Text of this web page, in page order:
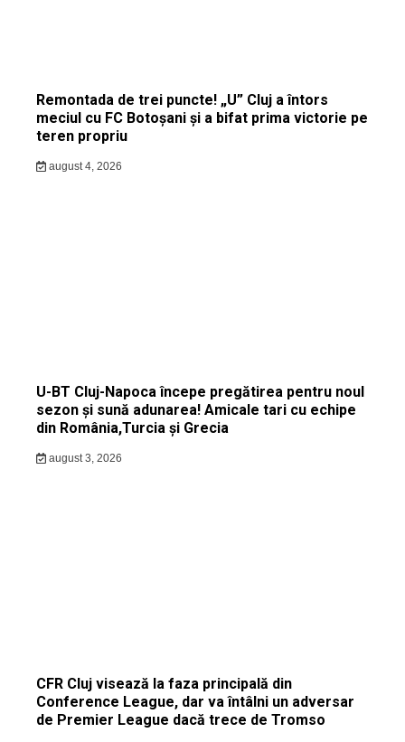
Remontada de trei puncte! „U” Cluj a întors
meciul cu FC Botoșani și a bifat prima victorie pe
teren propriu
august 4, 2026
U-BT Cluj-Napoca începe pregătirea pentru noul
sezon și sună adunarea! Amicale tari cu echipe
din România,Turcia și Grecia
august 3, 2026
CFR Cluj visează la faza principală din
Conference League, dar va întâlni un adversar
de Premier League dacă trece de Tromso